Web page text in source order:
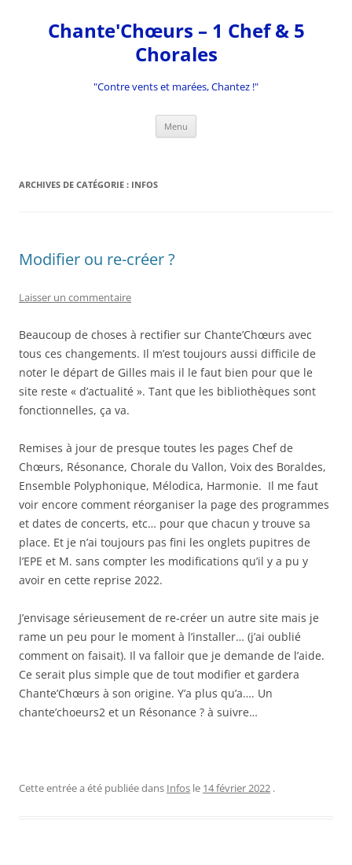
contenuChante'Chœurs – 1 Chef & 5
Chorales
"Contre vents et marées, Chantez !"
Menu
ARCHIVES DE CATÉGORIE : INFOS
Modifier ou re-créer ?
Laisser un commentaire
Beaucoup de choses à rectifier sur Chante’Chœurs avec
tous ces changements. Il m’est toujours aussi difficile de
noter le départ de Gilles mais il le faut bien pour que le
site reste « d’actualité ». Tant que les bibliothèques sont
fonctionnelles, ça va.
Remises à jour de presque toutes les pages Chef de
Chœurs, Résonance, Chorale du Vallon, Voix des Boraldes,
Ensemble Polyphonique, Mélodica, Harmonie. Il me faut
voir encore comment réorganiser la page des programmes
et dates de concerts, etc… pour que chacun y trouve sa
place. Et je n’ai toujours pas fini les onglets pupitres de
l’EPE et M. sans compter les modifications qu’il y a pu y
avoir en cette reprise 2022.
J’envisage sérieusement de re-créer un autre site mais je
rame un peu pour le moment à l’installer… (j’ai oublié
comment on faisait). Il va falloir que je demande de l’aide.
Ce serait plus simple que de tout modifier et gardera
Chante’Chœurs à son origine. Y’a plus qu’a…. Un
chante’choeurs2 et un Résonance ? à suivre…
Cette entrée a été publiée dans Infos le 14 février 2022 .